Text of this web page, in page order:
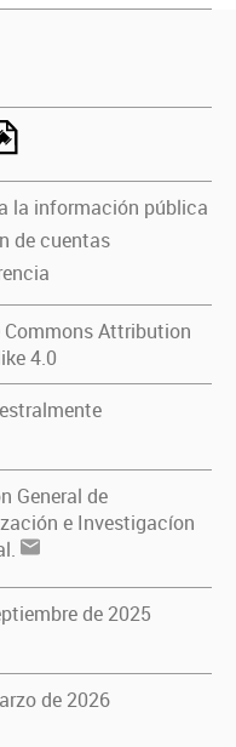
la información pública
de cuentas
Commons Attribution
4.0
General de
e Investigacíon
de 2025
de 2026